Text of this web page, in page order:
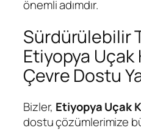
önemli adımdır.
Sürdürülebilir
Etiyopya Uçak
Çevre Dostu
Bizler, Etiyopya Uçak
dostu çözümlerimize